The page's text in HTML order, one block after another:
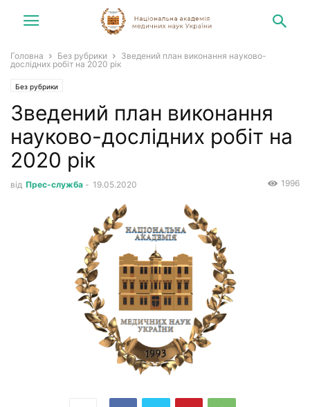
Головна Без рубрики
Зведений план виконання науково-
дослідних робіт на 2020 рік
Без рубрики
Зведений план виконання
науково-дослідних робіт на
2020 рік
від Прес-служба - 19.05.2020 1996